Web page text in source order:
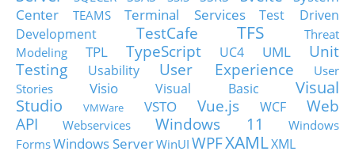
Center
TEAMS Terminal Services
Test Driven
Development
TestCafe TFS
Threat
Modeling
TPL TypeScript UC4 UML
Unit
Testing
Usability User Experience
User
Stories
Visio Visual Basic
Visual
Studio
VMWare VSTO Vue.js WCF
Web
API
Webservices Windows 11
Windows
FormsWindows ServerWinUI WPFXAMLXML